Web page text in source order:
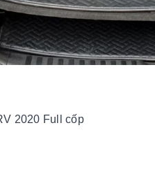
2020 Full cốp